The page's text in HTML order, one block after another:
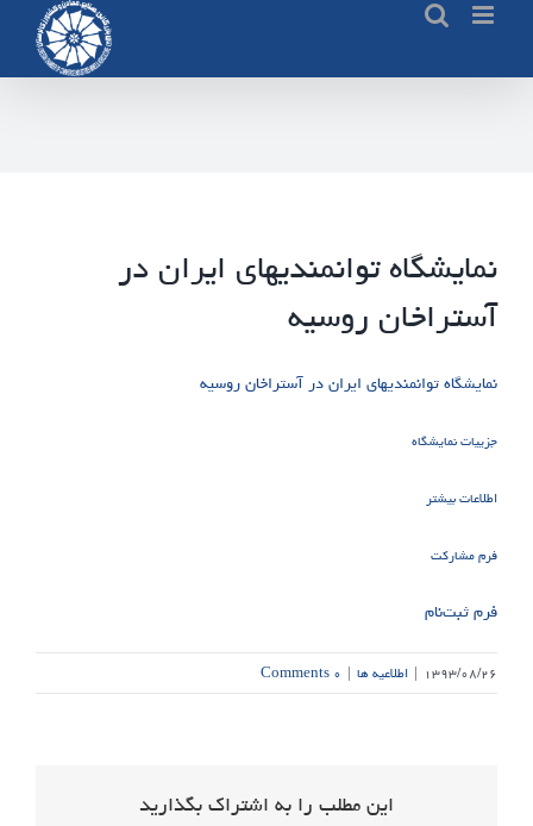
content
نمایشگاه توانمندیهای ایران در
آستراخان روسیه
نمایشگاه توانمندیهای ایران در آستراخان روسیه
جزییات نمایشگاه
اطلاعات بیشتر
فرم مشارکت
فرم ثبت‌نام
۱۳۹۳/۰۸/۲۶ | اطلاعیه ها | ۰ Comments
این مطلب را به اشتراک بگذارید